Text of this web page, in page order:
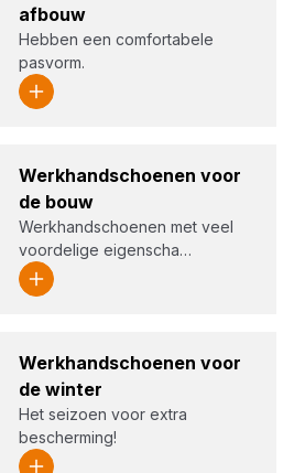
afbouw
Hebben een comfortabele
pasvorm.
Werk­hand­schoe­nen voor
de bouw
Werkhandschoenen met veel
voordelige eigenscha…
Werk­hand­schoe­nen voor
de win­ter
Het seizoen voor extra
bescherming!